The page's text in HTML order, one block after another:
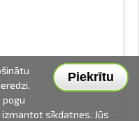
Piekrītu
sīkdatnes. Jūs